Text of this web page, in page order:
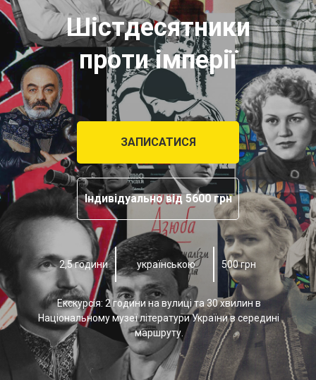
Шістдесятники
проти імперії
ЗАПИСАТИСЯ
Індивідуально від 5600 грн
українською
2,5 години 500 грн
Екскурсія: 2 години на вулиці та 30 хвилин в
Національному музеї літератури України в середині
маршруту.